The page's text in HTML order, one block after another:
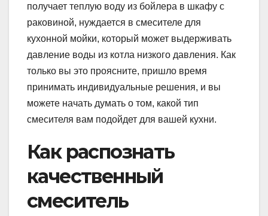
получает теплую воду из бойлера в шкафу с
раковиной, нуждается в смесителе для
кухонной мойки, который может выдерживать
давление воды из котла низкого давления. Как
только вы это проясните, пришло время
принимать индивидуальные решения, и вы
можете начать думать о том, какой тип
смесителя вам подойдет для вашей кухни.
Как распознать
качественный
смеситель